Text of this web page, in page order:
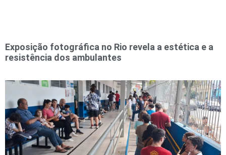
Exposição fotográfica no Rio revela a estética e a
resistência dos ambulantes